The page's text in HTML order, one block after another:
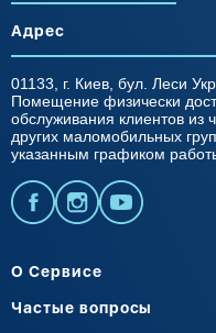
Адрес
01133, г. Киев, бул. Леси
Помещение физически
других маломобильных
указанным графиком